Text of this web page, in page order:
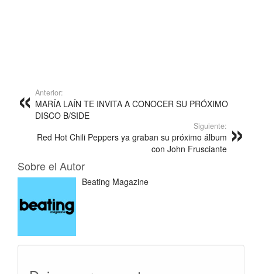
Anterior:
MARÍA LAÍN TE INVITA A CONOCER SU PRÓXIMO
DISCO B/SIDE
Siguiente:
Red Hot Chili Peppers ya graban su próximo álbum
con John Frusciante
Sobre el Autor
Beating Magazine